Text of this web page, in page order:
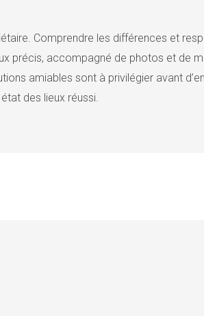
Comprendre les différences et
précis, accompagné de photos et de
amiables sont à privilégier avant
des lieux réussi.